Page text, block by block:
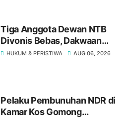
Tiga Anggota Dewan NTB
Divonis Bebas, Dakwaan
Pasal Gratifikasi Oleh JPU
HUKUM & PERISTIWA AUG 06, 2026
Pelaku Pembunuhan NDR di
Kamar Kos Gomong